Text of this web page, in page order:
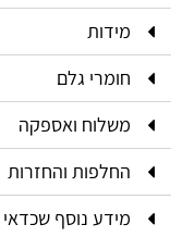
מידות
חומרי גלם
משלוח ואספקה
החלפות והחזרות
מידע נוסף